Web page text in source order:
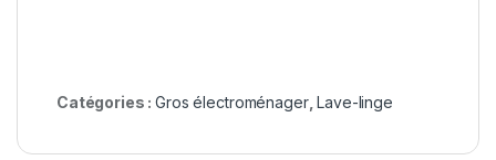
Catégories :Gros électroménager,Lave-linge